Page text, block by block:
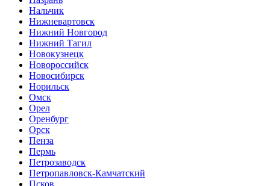
Нальчик
Нижневартовск
Нижний Новгород
Нижний Тагил
Новокузнецк
Новороссийск
Новосибирск
Норильск
Омск
Орел
Оренбург
Орск
Пенза
Пермь
Петрозаводск
Петропавловск-Камчатский
Псков